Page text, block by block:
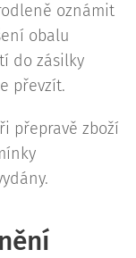
oznámit
obalu
do zásilky
převzít.
přepravě zboží